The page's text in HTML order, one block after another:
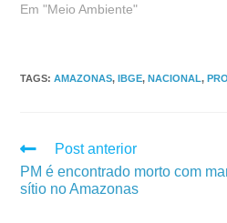
Em "Meio Ambiente"
TAGS:AMAZONAS, IBGE, NACIONAL,
Post anterior
PM é encontrado morto com
sítio no Amazonas